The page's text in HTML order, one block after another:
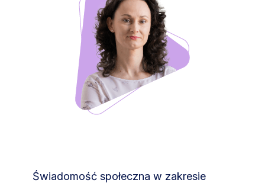
Świadomość społeczna w zakresie